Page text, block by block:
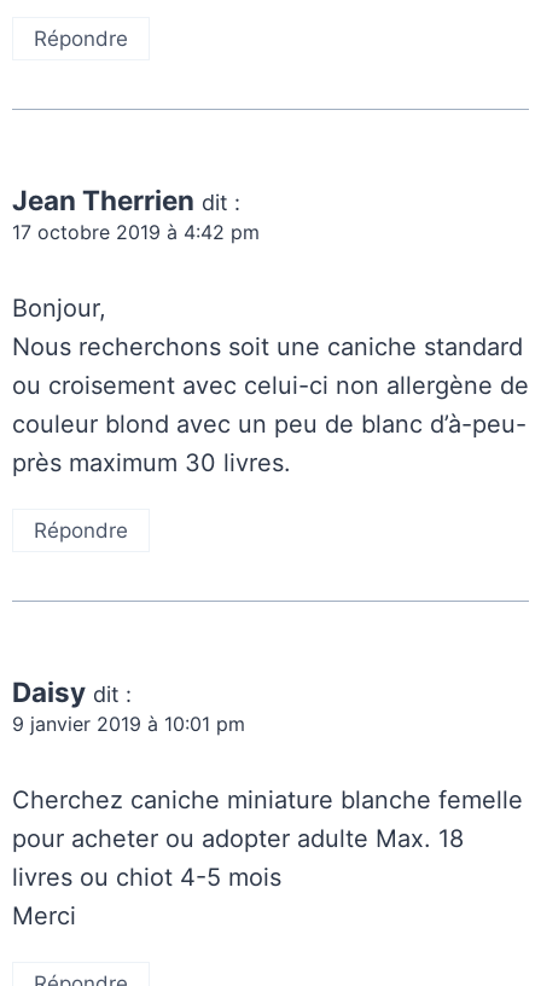
Répondre
Jean Therrien dit :
17 octobre 2019 à 4:42 pm
Bonjour,
Nous recherchons soit une caniche standard
ou croisement avec celui-ci non allergène de
couleur blond avec un peu de blanc d’à-peu-
près maximum 30 livres.
Répondre
Daisy dit :
9 janvier 2019 à 10:01 pm
Cherchez caniche miniature blanche femelle
pour acheter ou adopter adulte Max. 18
livres ou chiot 4-5 mois
Merci